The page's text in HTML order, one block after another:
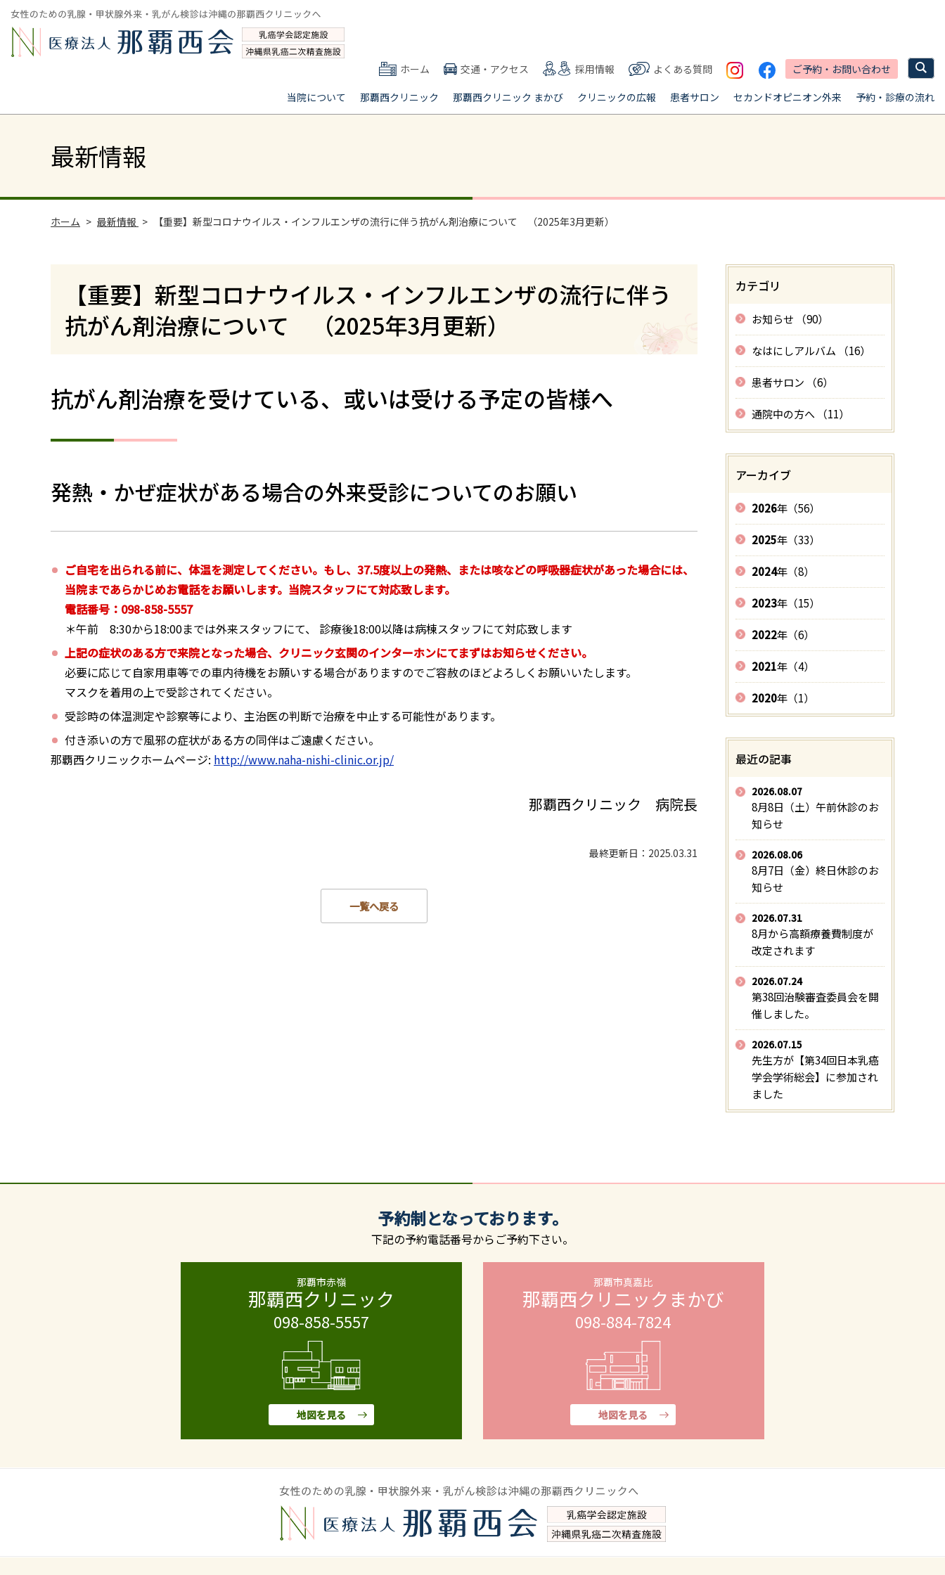
ホーム 交通・アクセス 採用情報 よくある質問 ご予約・お問い合わせ
当院について 那覇西クリニック 那覇西クリニック まかび クリニックの広報 患者サロン セカンドオピニオン外来 予約・診療の流れ
最新情報
ホーム 最新情報 【重要】新型コロナウイルス・インフルエンザの流行に伴う抗がん剤治療について （2025年3月更新）
【重要】新型コロナウイルス・インフルエンザの流行に伴う
抗がん剤治療について （2025年3月更新）
抗がん剤治療を受けている、或いは受ける予定の皆様へ
発熱・かぜ症状がある場合の外来受診についてのお願い
ご自宅を出られる前に、体温を測定してください。もし、37.5度以上の発熱、または咳などの呼吸器症状があった場合には、
当院まであらかじめお電話をお願いします。当院スタッフにて対応致します。
電話番号：098-858-5557
＊午前 8:30から18:00までは外来スタッフにて、 診療後18:00以降は病棟スタッフにて対応致します
上記の症状のある方で来院となった場合、クリニック玄関のインターホンにてまずはお知らせください。
必要に応じて自家用車等での車内待機をお願いする場合がありますのでご容赦のほどよろしくお願いいたします。
マスクを着用の上で受診されてください。
受診時の体温測定や診察等により、主治医の判断で治療を中止する可能性があります。
付き添いの方で風邪の症状がある方の同伴はご遠慮ください。
那覇西クリニックホームページ: http://www.naha-nishi-clinic.or.jp/
那覇西クリニック 病院長
最終更新日：2025.03.31
一覧へ戻る
カテゴリ
お知らせ （90）
なはにしアルバム （16）
患者サロン （6）
通院中の方へ （11）
アーカイブ
2026年（56）
2025年（33）
2024年（8）
2023年（15）
2022年（6）
2021年（4）
2020年（1）
最近の記事
2026.08.07
8月8日（土）午前休診のお
知らせ
2026.08.06
8月7日（金）終日休診のお
知らせ
2026.07.31
8月から高額療養費制度が
改定されます
2026.07.24
第38回治験審査委員会を開
催しました。
2026.07.15
先生方が【第34回日本乳癌
学会学術総会】に参加され
ました
予約制となっております。
下記の予約電話番号からご予約下さい。
那覇市赤嶺
那覇西クリニック
098-858-5557
地図を見る
那覇市真嘉比
那覇西クリニックまかび
098-884-7824
地図を見る